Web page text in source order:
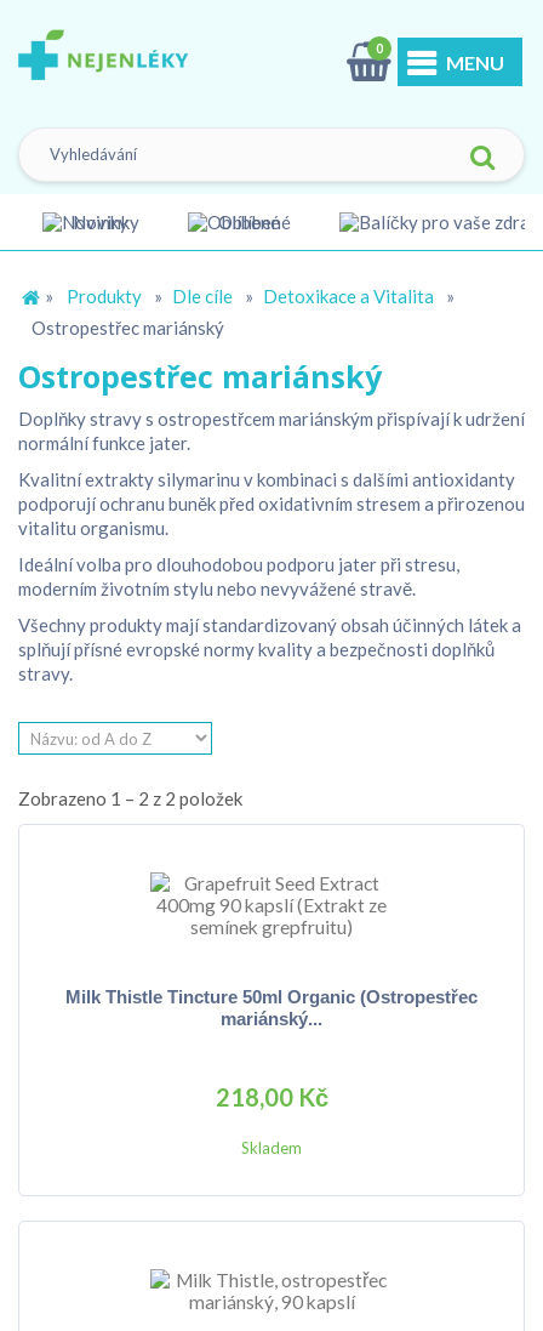
0
Novinky Oblíbené
MENU
» Produkty » Dle cíle » Detoxikace a Vitalita
»
Ostropestřec mariánský
Ostropestřec mariánský
Doplňky stravy s ostropestřcem mariánským přispívají k udržení
normální funkce jater.
Kvalitní extrakty silymarinu v kombinaci s dalšími antioxidanty
podporují ochranu buněk před oxidativním stresem a přirozenou
vitalitu organismu.
Ideální volba pro dlouhodobou podporu jater při stresu,
moderním životním stylu nebo nevyvážené stravě.
Všechny produkty mají standardizovaný obsah účinných látek a
splňují přísné evropské normy kvality a bezpečnosti doplňků
stravy.
Zobrazeno 1 – 2 z 2 položek
Milk Thistle Tincture 50ml Organic (Ostropestřec
mariánský...
218,00 Kč
Skladem